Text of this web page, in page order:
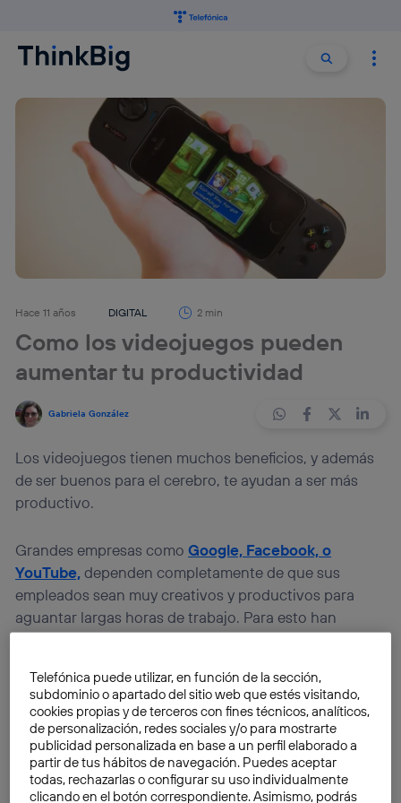
Buscar
Hace 11 años DIGITAL 2 min
Como los videojuegos pueden
aumentar tu productividad
Gabriela González
Los videojuegos tienen muchos beneficios, y además
de ser buenos para el cerebro, te ayudan a ser más
productivo.
Grandes empresas comoGoogle, Facebook, o
YouTube,dependen completamente de que sus
empleados sean muy creativos y productivos para
aguantar largas horas de trabajo. Para esto han
creado oficinas increíbles que tienen un aspecto
pueden ir a relajar, así sea jugando videojuegos o un
poco de billar.
Esta idea se llamaludificación(del inglés
gamification; a veces también se le traduce
gamificación o jueguización) y consiste en usar juegos
Telefónica puede utilizar, en función de la sección,
subdominio o apartado del sitio web que estés visitando,
cookies propias y de terceros con fines técnicos, analíticos,
de personalización, redes sociales y/o para mostrarte
publicidad personalizada en base a un perfil elaborado a
partir de tus hábitos de navegación. Puedes aceptar
todas, rechazarlas o configurar su uso individualmente
clicando en el botón correspondiente. Asimismo, podrás